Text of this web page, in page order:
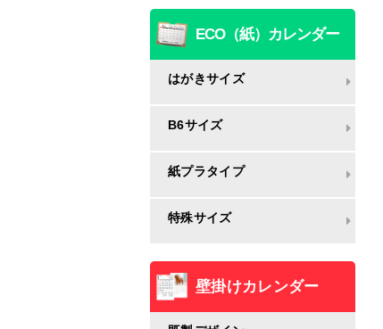
ECO（紙）カレンダー
はがきサイズ
B6サイズ
紙プラタイプ
特殊サイズ
壁掛けカレンダー